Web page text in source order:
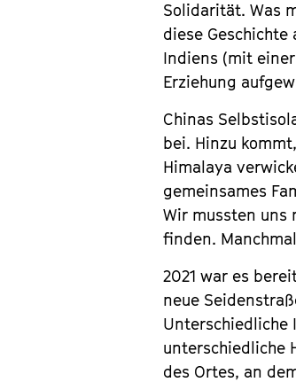
Solidarität. Was
diese
Indiens (mit
Erziehung
Chinas
bei. Hinzu
Himalaya
gemeinsames
Wir mussten uns
finden.
2021 war es
neue
Unterschiedliche
unterschiedliche
des Ortes, an